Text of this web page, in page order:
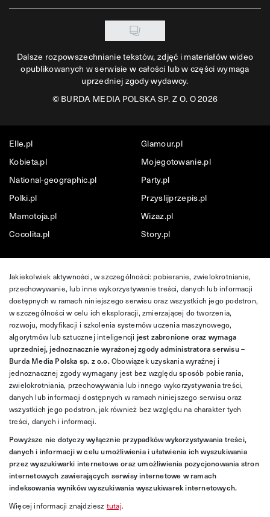
Dalsze rozpowszechnianie tekstów, zdjęć i materiałów wideo
opublikowanych w serwisie w całości lub w części wymaga
uprzedniej zgody wydawcy.
©BURDA MEDIA POLSKA SP. Z O. O 2026
Elle.pl
Glamour.pl
Kobieta.pl
Mojegotowanie.pl
National-geographic.pl
Party.pl
Polki.pl
Przyslijprzepis.pl
Mamotoja.pl
Wizaz.pl
Cocolita.pl
Story.pl
Jakiekolwiek aktywności, w szczególności: pobieranie, zwielokrotnianie,
przechowywanie, lub inne wykorzystywanie treści, danych lub informacji
dostępnych w ramach niniejszego serwisu oraz wszystkich jego podstron,
w szczególności w celu ich eksploracji, zmierzającej do tworzenia,
rozwoju, modyfikacji i szkolenia systemów uczenia maszynowego,
algorytmów lub sztucznej inteligencji jest zabronione oraz wymaga
uprzedniej, jednoznacznie wyrażonej zgody administratora serwisu –
Burda Media Polska sp. z o.o.Obowiązek uzyskania wyraźnej i
jednoznacznej zgody wymagany jest bez względu sposób pobierania,
zwielokrotniania, przechowywania lub innego wykorzystywania treści,
danych lub informacji dostępnych w ramach niniejszego serwisu oraz
wszystkich jego podstron, jak również bez względu na charakter tych
treści, danych i informacji.
Powyższe nie dotyczy wyłącznie przypadków wykorzystywania treści,
danych i informacji w celu umożliwienia i ułatwienia ich wyszukiwania
przez wyszukiwarki internetowe oraz umożliwienia pozycjonowania stron
internetowych zawierających serwisy internetowe w ramach
indeksowania wyników wyszukiwania wyszukiwarek internetowych.
Więcej informacji znajdziesz tutaj.